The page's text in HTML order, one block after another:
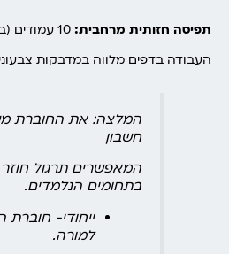
תפיסה חזותית מרחבית: 10 עמודים (בהתאם למעגל השנה).
העבודה בדפים מלווה במדבקות
המלצה: את החוברת
חשבון
המאפשרים תרגול חוזר
בתחומים הנלמדים.
ייחודי-
למורה.